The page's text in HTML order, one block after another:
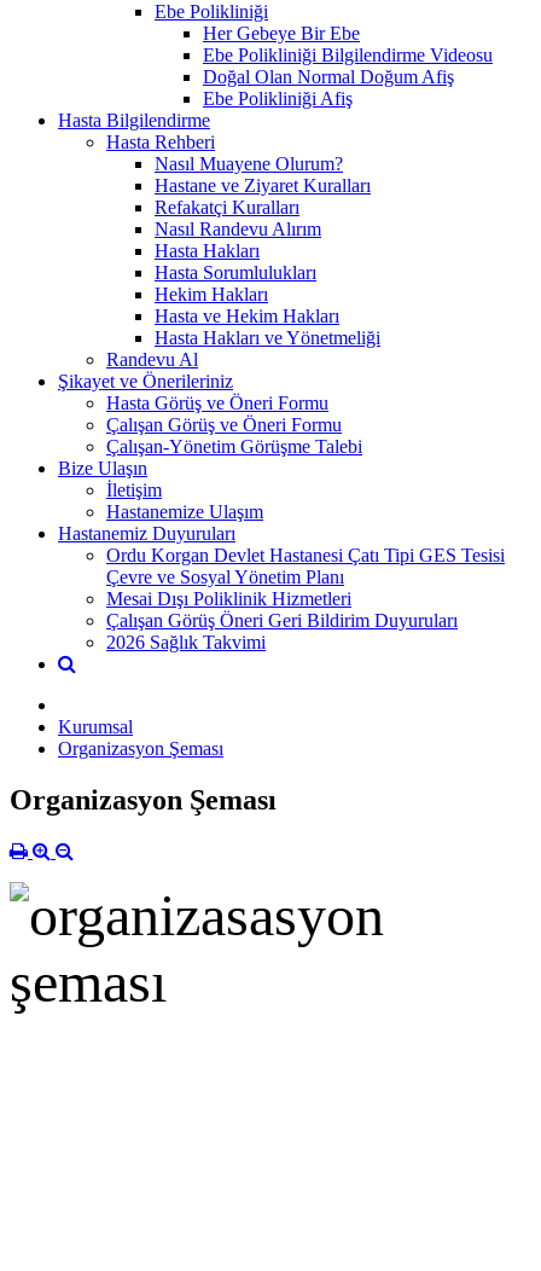
Ebe Polikliniği
Her Gebeye Bir Ebe
Ebe Polikliniği Bilgilendirme Videosu
Doğal Olan Normal Doğum Afiş
Ebe Polikliniği Afiş
Hasta Bilgilendirme
Hasta Rehberi
Nasıl Muayene Olurum?
Hastane ve Ziyaret Kuralları
Refakatçi Kuralları
Nasıl Randevu Alırım
Hasta Hakları
Hasta Sorumlulukları
Hekim Hakları
Hasta ve Hekim Hakları
Hasta Hakları ve Yönetmeliği
Randevu Al
Şikayet ve Önerileriniz
Hasta Görüş ve Öneri Formu
Çalışan Görüş ve Öneri Formu
Çalışan-Yönetim Görüşme Talebi
Bize Ulaşın
İletişim
Hastanemize Ulaşım
Hastanemiz Duyuruları
Ordu Korgan Devlet Hastanesi Çatı Tipi GES Tesisi
Çevre ve Sosyal Yönetim Planı
Mesai Dışı Poliklinik Hizmetleri
Çalışan Görüş Öneri Geri Bildirim Duyuruları
2026 Sağlık Takvimi
Kurumsal
Organizasyon Şeması
Organizasyon Şeması